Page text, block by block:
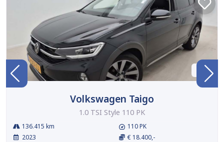
BTW
Volkswagen Taigo
1.0 TSI Style 110 PK
136.415 km
2023
110 PK
€ 18.400,-